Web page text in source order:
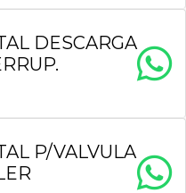
DESCARGA
P/VALVULA